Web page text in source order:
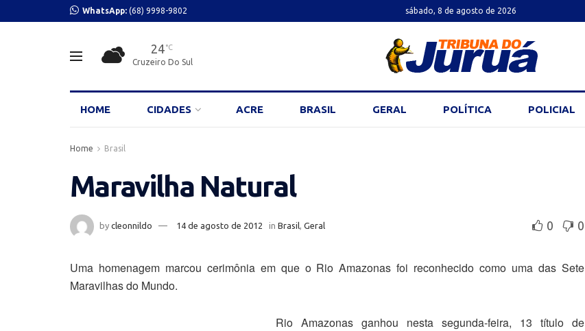
WhatsApp: (68) 9998-9802 sábado, 8 de agosto de 2026
24 °C
Cruzeiro Do Sul
HOME CIDADES ACRE BRASIL GERAL POLÍTICA POLICIAL
Home Brasil
Maravilha Natural
by cleonnildo 14 de agosto de 2012 in Brasil Geral 0 0
Uma homenagem marcou cerimônia em que o Rio Amazonas foi reconhecido como uma das Sete
Maravilhas do Mundo.
Rio Amazonas ganhou nesta segunda-feira, 13 título de